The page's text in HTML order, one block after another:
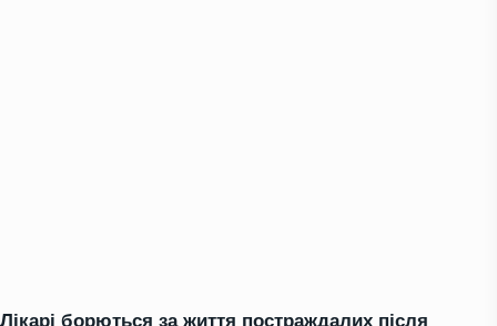
Лікарі борються за життя постраждалих після